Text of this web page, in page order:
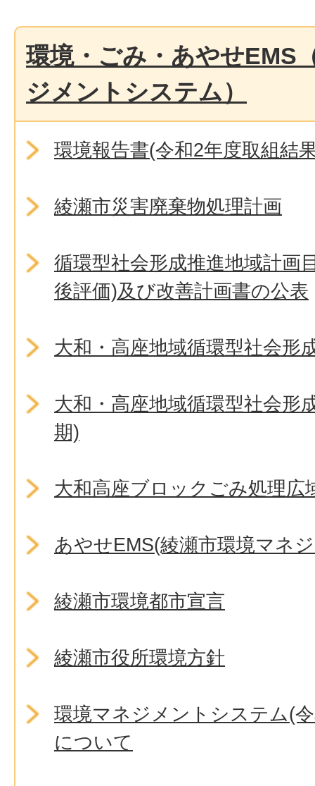
環境・ごみ・あやせEMS
ジメントシステム）
環境報告書(令和2年度取組結
綾瀬市災害廃棄物処理計画
循環型社会形成推進地域計画
後評価)及び改善計画書の公表
大和・高座地域循環型社会形
大和・高座地域循環型社会形
期)
大和高座ブロックごみ処理広
あやせEMS(綾瀬市環境マネ
綾瀬市環境都市宣言
綾瀬市役所環境方針
環境マネジメントシステム(
について